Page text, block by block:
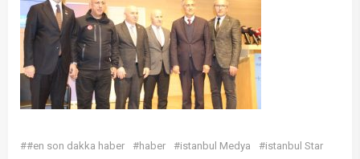
##en son dakka haber #haber #istanbul Medya #istanbul Star